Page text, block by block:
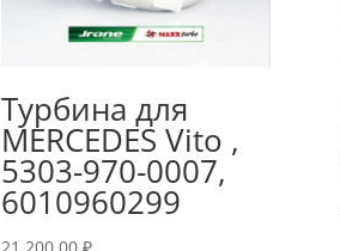
Турбина для
MERCEDES Vito ,
5303-970-0007,
6010960299